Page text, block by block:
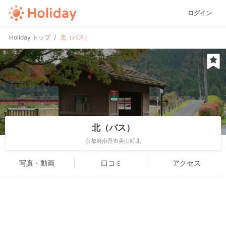
ログイン
Holiday トップ 北（バス）
北（バス）
京都府南丹市美山町北
写真・動画 口コミ アクセス